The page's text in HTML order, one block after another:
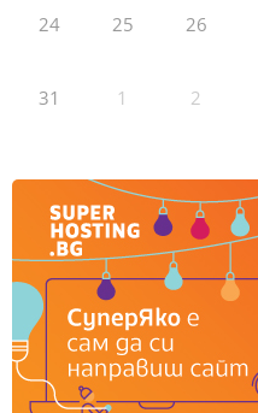
24 25 26
31 1 2